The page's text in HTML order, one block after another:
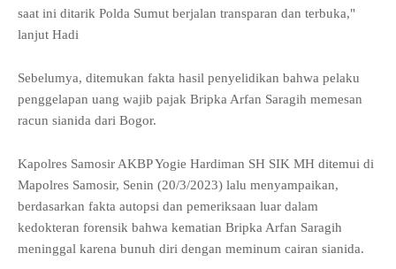
saat ini ditarik Polda Sumut berjalan transparan dan terbuka,"
lanjut Hadi
Sebelumya, ditemukan fakta hasil penyelidikan bahwa pelaku
penggelapan uang wajib pajak Bripka Arfan Saragih memesan
racun sianida dari Bogor.
Kapolres Samosir AKBP Yogie Hardiman SH SIK MH ditemui di
Mapolres Samosir, Senin (20/3/2023) lalu menyampaikan,
berdasarkan fakta autopsi dan pemeriksaan luar dalam
kedokteran forensik bahwa kematian Bripka Arfan Saragih
meninggal karena bunuh diri dengan meminum cairan sianida.